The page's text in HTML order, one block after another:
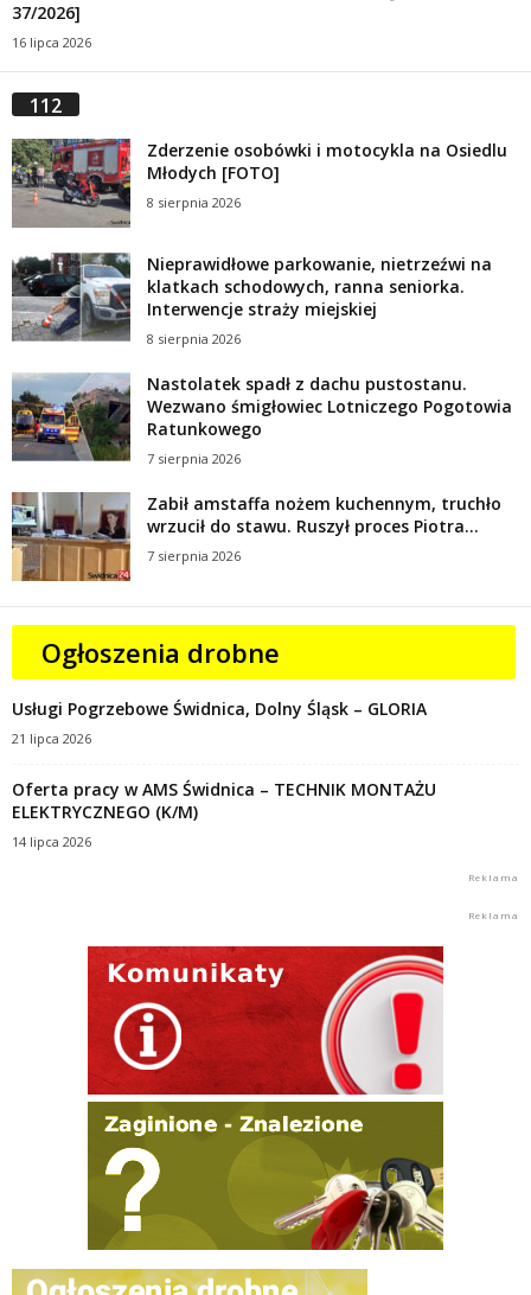
37/2026]
16 lipca 2026
112
Zderzenie osobówki i motocykla na Osiedlu
Młodych [FOTO]
8 sierpnia 2026
Nieprawidłowe parkowanie, nietrzeźwi na
klatkach schodowych, ranna seniorka.
Interwencje straży miejskiej
8 sierpnia 2026
Nastolatek spadł z dachu pustostanu.
Wezwano śmigłowiec Lotniczego Pogotowia
Ratunkowego
7 sierpnia 2026
Zabił amstaffa nożem kuchennym, truchło
wrzucił do stawu. Ruszył proces Piotra...
7 sierpnia 2026
Ogłoszenia drobne
Usługi Pogrzebowe Świdnica, Dolny Śląsk – GLORIA
21 lipca 2026
Oferta pracy w AMS Świdnica – TECHNIK MONTAŻU
ELEKTRYCZNEGO (K/M)
14 lipca 2026